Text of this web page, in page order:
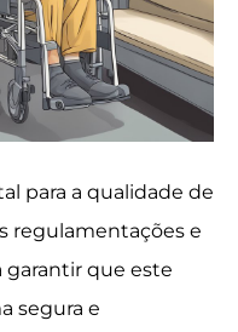
para a qualidade de
regulamentações e
garantir que este
segura e